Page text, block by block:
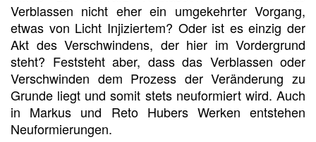
Verblassen nicht eher ein umgekehrter Vorgang,
etwas von Licht Injiziertem? Oder ist es einzig der
Akt des Verschwindens, der hier im Vordergrund
steht? Feststeht aber, dass das Verblassen oder
Verschwinden dem Prozess der Veränderung zu
Grunde liegt und somit stets neuformiert wird. Auch
in Markus und Reto Hubers Werken entstehen
Neuformierungen.